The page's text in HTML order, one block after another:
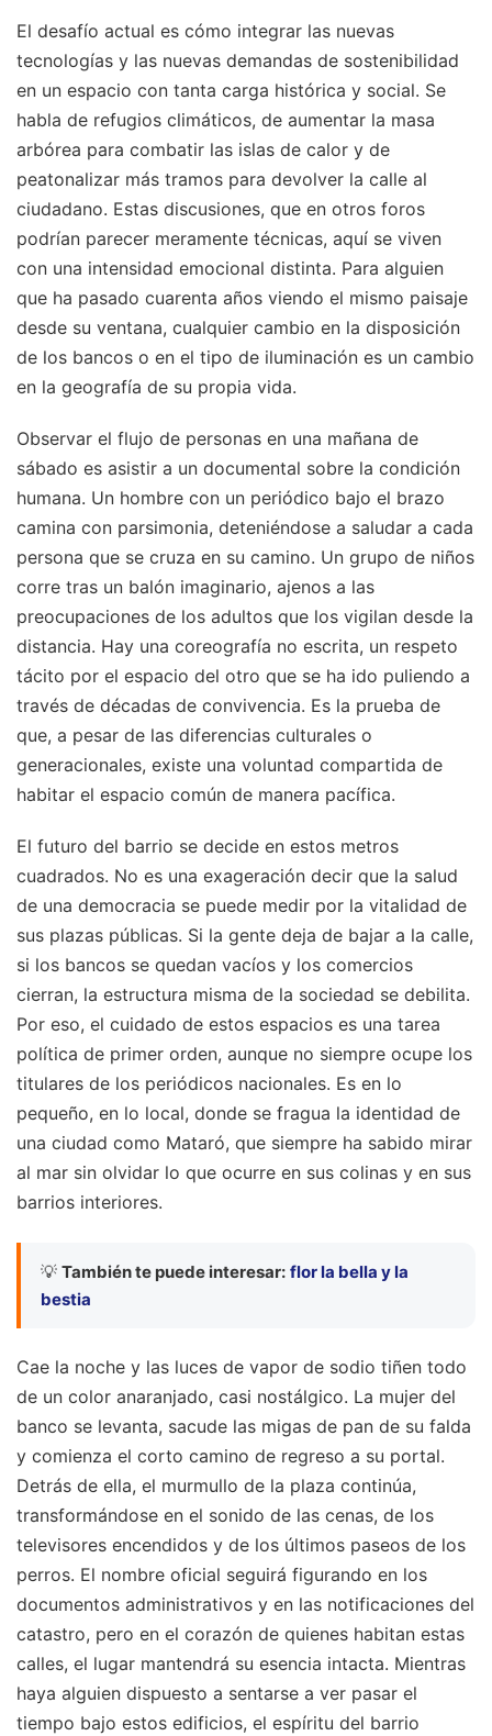
El desafío actual es cómo integrar las nuevas
tecnologías y las nuevas demandas de sostenibilidad
en un espacio con tanta carga histórica y social. Se
habla de refugios climáticos, de aumentar la masa
arbórea para combatir las islas de calor y de
peatonalizar más tramos para devolver la calle al
ciudadano. Estas discusiones, que en otros foros
podrían parecer meramente técnicas, aquí se viven
con una intensidad emocional distinta. Para alguien
que ha pasado cuarenta años viendo el mismo paisaje
desde su ventana, cualquier cambio en la disposición
de los bancos o en el tipo de iluminación es un cambio
en la geografía de su propia vida.
Observar el flujo de personas en una mañana de
sábado es asistir a un documental sobre la condición
humana. Un hombre con un periódico bajo el brazo
camina con parsimonia, deteniéndose a saludar a cada
persona que se cruza en su camino. Un grupo de niños
corre tras un balón imaginario, ajenos a las
preocupaciones de los adultos que los vigilan desde la
distancia. Hay una coreografía no escrita, un respeto
tácito por el espacio del otro que se ha ido puliendo a
través de décadas de convivencia. Es la prueba de
que, a pesar de las diferencias culturales o
generacionales, existe una voluntad compartida de
habitar el espacio común de manera pacífica.
El futuro del barrio se decide en estos metros
cuadrados. No es una exageración decir que la salud
de una democracia se puede medir por la vitalidad de
sus plazas públicas. Si la gente deja de bajar a la calle,
si los bancos se quedan vacíos y los comercios
cierran, la estructura misma de la sociedad se debilita.
Por eso, el cuidado de estos espacios es una tarea
política de primer orden, aunque no siempre ocupe los
titulares de los periódicos nacionales. Es en lo
pequeño, en lo local, donde se fragua la identidad de
una ciudad como Mataró, que siempre ha sabido mirar
al mar sin olvidar lo que ocurre en sus colinas y en sus
barrios interiores.
💡 También te puede interesar: flor la bella y la
bestia
Cae la noche y las luces de vapor de sodio tiñen todo
de un color anaranjado, casi nostálgico. La mujer del
banco se levanta, sacude las migas de pan de su falda
y comienza el corto camino de regreso a su portal.
Detrás de ella, el murmullo de la plaza continúa,
transformándose en el sonido de las cenas, de los
televisores encendidos y de los últimos paseos de los
perros. El nombre oficial seguirá figurando en los
documentos administrativos y en las notificaciones del
catastro, pero en el corazón de quienes habitan estas
calles, el lugar mantendrá su esencia intacta. Mientras
haya alguien dispuesto a sentarse a ver pasar el
tiempo bajo estos edificios, el espíritu del barrio